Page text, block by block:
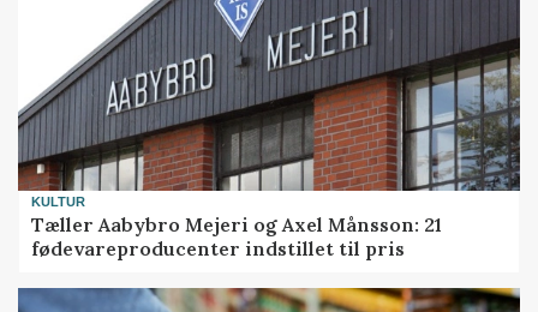
KULTUR
Tæller Aabybro Mejeri og Axel Månsson: 21
fødevareproducenter indstillet til pris